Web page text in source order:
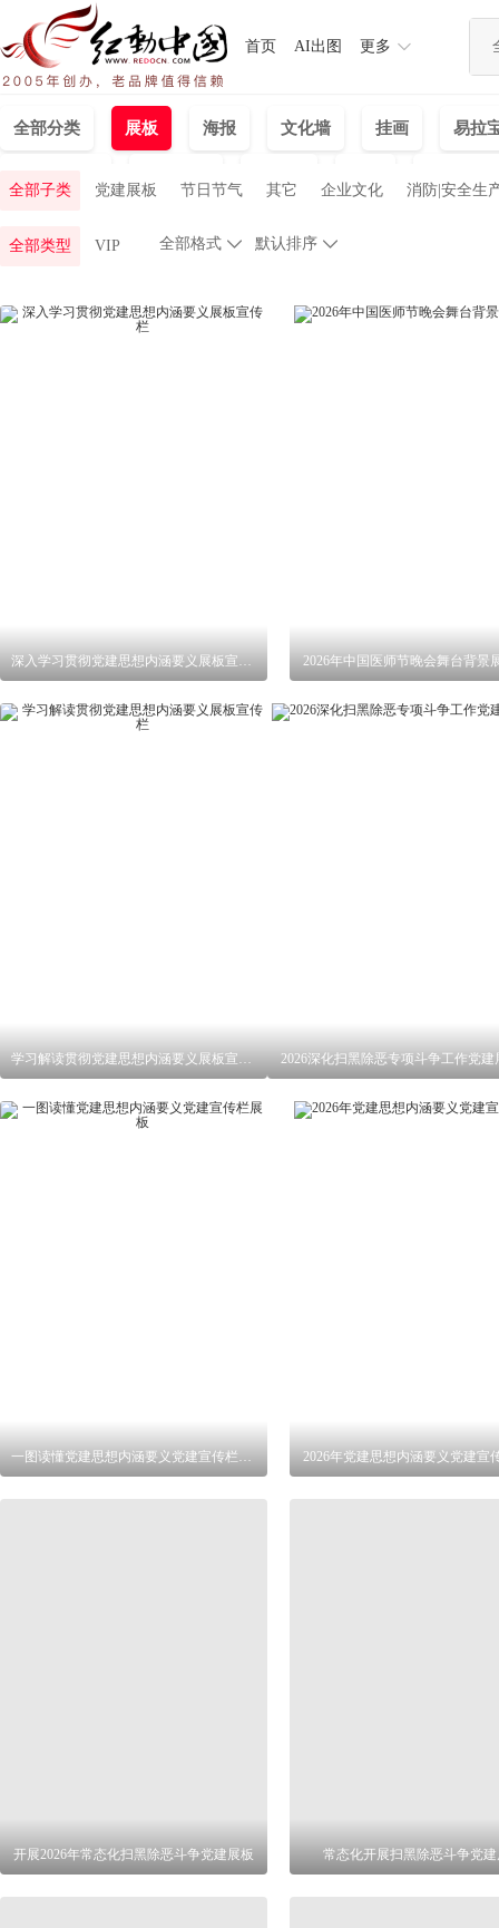
首页 AI出图 更多
全部分类 展板 海报 文化墙 挂画 易拉
全部子类 党建展板 节日节气 其它 企业文化 消防|安全生
文化艺术 旅游展板 中医养生 生活服务展板
全部类型 VIP 
全部格式 默认排序 
深入学习贯彻党建思想内涵要义展板宣传栏 2026年中国医师节晚会舞台背景
学习解读贯彻党建思想内涵要义展板宣传栏 2026深化扫黑除恶专项斗争工作党建
一图读懂党建思想内涵要义党建宣传栏展板 2026年党建思想内涵要义党建宣
开展2026年常态化扫黑除恶斗争党建展板 常态化开展扫黑除恶斗争党